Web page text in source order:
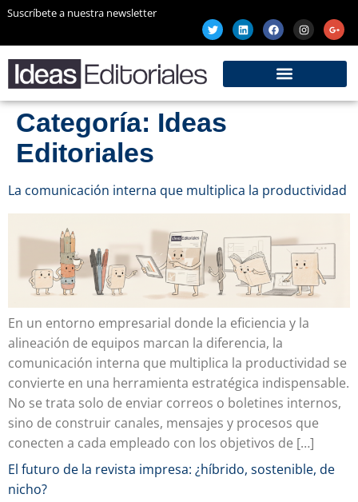
Suscríbete a nuestra newsletter
Categoría: Ideas
Editoriales
La comunicación interna que multiplica la productividad
En un entorno empresarial donde la eficiencia y la
alineación de equipos marcan la diferencia, la
comunicación interna que multiplica la productividad se
convierte en una herramienta estratégica indispensable.
No se trata solo de enviar correos o boletines internos,
sino de construir canales, mensajes y procesos que
conecten a cada empleado con los objetivos de […]
El futuro de la revista impresa: ¿híbrido, sostenible, de
nicho?